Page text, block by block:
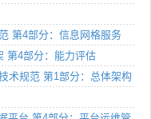
第4部分：信息网格服务
第4部分：能力评估
术规范 第1部分：总体架构